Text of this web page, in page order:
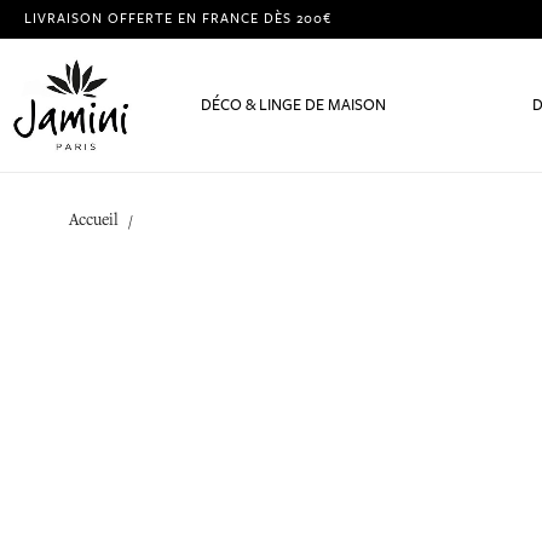
LIVRAISON OFFERTE EN FRANCE DÈS 200€
DÉCO & LINGE DE MAISON
Accueil